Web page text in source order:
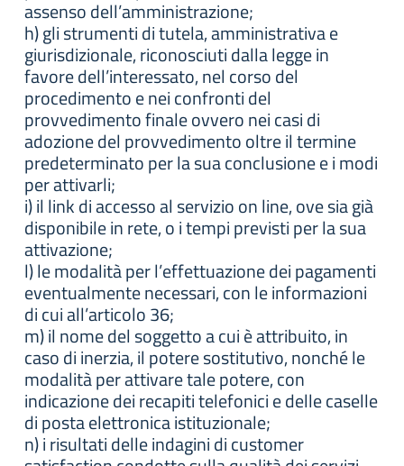
assenso dell’amministrazione;
h) gli strumenti di tutela, amministrativa e
giurisdizionale, riconosciuti dalla legge in
favore dell’interessato, nel corso del
procedimento e nei confronti del
provvedimento finale ovvero nei casi di
adozione del provvedimento oltre il termine
predeterminato per la sua conclusione e i modi
per attivarli;
i) il link di accesso al servizio on line, ove sia già
disponibile in rete, o i tempi previsti per la sua
attivazione;
l) le modalità per l’effettuazione dei pagamenti
eventualmente necessari, con le informazioni
di cui all’articolo 36;
m) il nome del soggetto a cui è attribuito, in
caso di inerzia, il potere sostitutivo, nonché le
modalità per attivare tale potere, con
indicazione dei recapiti telefonici e delle caselle
di posta elettronica istituzionale;
n) i risultati delle indagini di customer